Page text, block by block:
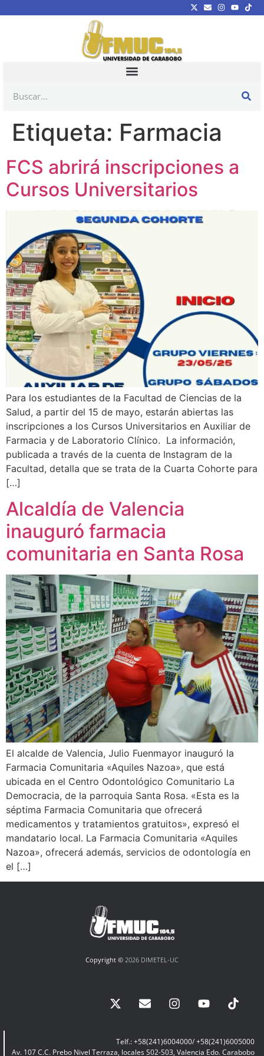
Etiqueta: Farmacia
FCS abrirá inscripciones a
Cursos Universitarios
Para los estudiantes de la Facultad de Ciencias de la
Salud, a partir del 15 de mayo, estarán abiertas las
inscripciones a los Cursos Universitarios en Auxiliar de
Farmacia y de Laboratorio Clínico. La información,
publicada a través de la cuenta de Instagram de la
Facultad, detalla que se trata de la Cuarta Cohorte para
[…]
Alcaldía de Valencia
inauguró farmacia
comunitaria en Santa Rosa
El alcalde de Valencia, Julio Fuenmayor inauguró la
Farmacia Comunitaria «Aquiles Nazoa», que está
ubicada en el Centro Odontológico Comunitario La
Democracia, de la parroquia Santa Rosa. «Esta es la
séptima Farmacia Comunitaria que ofrecerá
medicamentos y tratamientos gratuitos», expresó el
mandatario local. La Farmacia Comunitaria «Aquiles
Nazoa», ofrecerá además, servicios de odontología en
el […]
Copyright © 2026 DIMETEL-UC
Telf.: +58(241)6004000/ +58(241)6005000
Av. 107 C.C. Prebo Nivel Terraza, locales S02-S03, Valencia Edo. Carabobo